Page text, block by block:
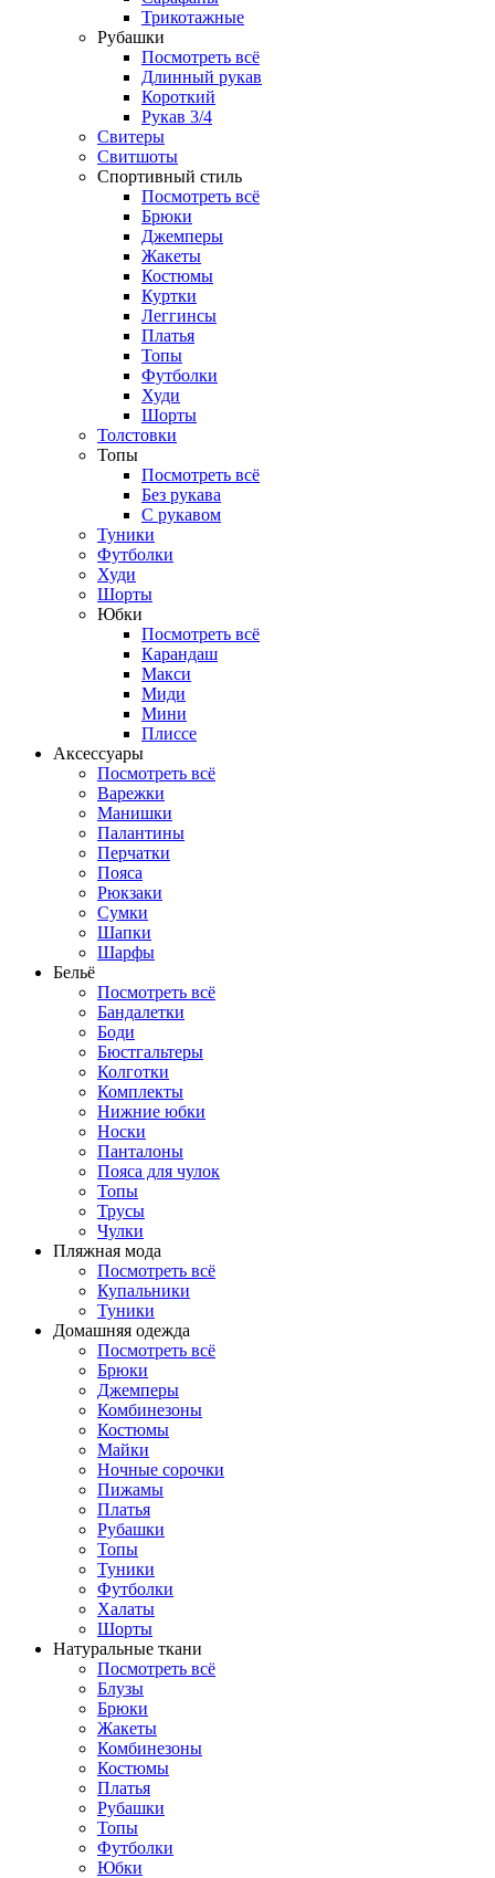
Трикотажные
Рубашки
Посмотреть всё
Длинный рукав
Короткий
Рукав 3/4
Свитеры
Свитшоты
Спортивный стиль
Посмотреть всё
Брюки
Джемперы
Жакеты
Костюмы
Куртки
Леггинсы
Платья
Топы
Футболки
Худи
Шорты
Толстовки
Топы
Посмотреть всё
Без рукава
С рукавом
Туники
Футболки
Худи
Шорты
Юбки
Посмотреть всё
Карандаш
Макси
Миди
Мини
Плиссе
Аксессуары
Посмотреть всё
Варежки
Манишки
Палантины
Перчатки
Пояса
Рюкзаки
Сумки
Шапки
Шарфы
Бельё
Посмотреть всё
Бандалетки
Боди
Бюстгальтеры
Колготки
Комплекты
Нижние юбки
Носки
Панталоны
Поясa для чулок
Топы
Трусы
Чулки
Пляжная мода
Посмотреть всё
Купальники
Туники
Домашняя одежда
Посмотреть всё
Брюки
Джемперы
Комбинезоны
Костюмы
Майки
Ночные сорочки
Пижамы
Платья
Рубашки
Топы
Туники
Футболки
Халаты
Шорты
Натуральные ткани
Посмотреть всё
Блузы
Брюки
Жакеты
Комбинезоны
Костюмы
Платья
Рубашки
Топы
Футболки
Юбки